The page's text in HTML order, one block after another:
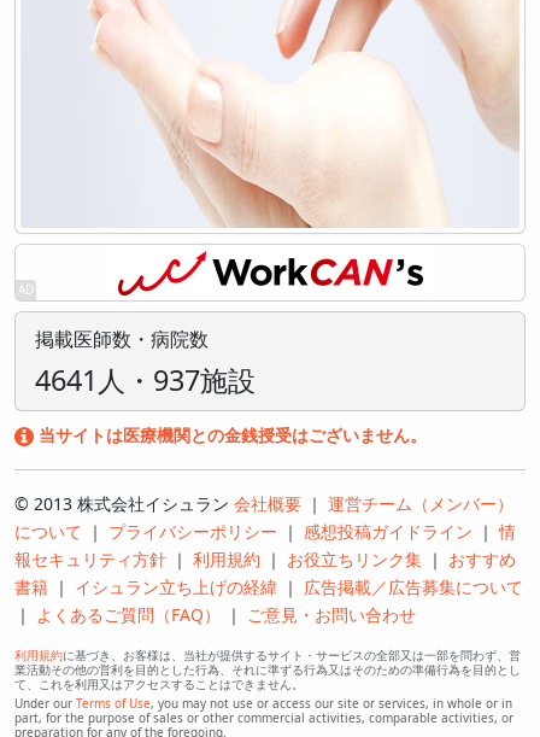
掲載医師数・病院数
4641人・937施設
当サイトは医療機関との金銭授受はございません。
© 2013 株式会社イシュラン 会社概要 ｜ 運営チーム（メンバー）
について ｜ プライバシーポリシー ｜ 感想投稿ガイドライン ｜情
報セキュリティ方針 ｜ 利用規約 ｜ お役立ちリンク集 ｜ おすすめ
書籍 ｜ イシュラン立ち上げの経緯 ｜ 広告掲載／広告募集について
｜ よくあるご質問（FAQ） ｜ ご意見・お問い合わせ
利用規約に基づき、お客様は、当社が提供するサイト・サービスの全部又は一部を問わず、営
業活動その他の営利を目的とした行為、それに準ずる行為又はそのための準備行為を目的とし
て、これを利用又はアクセスすることはできません。
Under our Terms of Use, you may not use or access our site or services, in whole or in
part, for the purpose of sales or other commercial activities, comparable activities, or
preparation for any of the foregoing.